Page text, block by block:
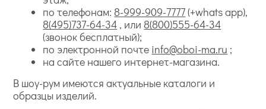
по телефонам: 8-999-909-7777(+whats app),
8(495)737-64-34 , или 8(800)555-64-34
(звонок бесплатный);
по электронной почте info@oboi-ma.ru ;
на сайте нашего интернет-магазина.
В шоу-рум имеются актуальные каталоги и
образцы изделий.